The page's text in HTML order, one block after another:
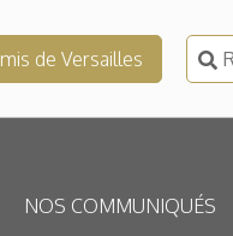
de Versailles
NOS COMMUNIQUÉS